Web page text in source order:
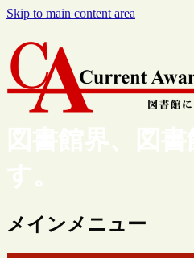
Skip to main content area
図書館界、図
す。
メインメニュー